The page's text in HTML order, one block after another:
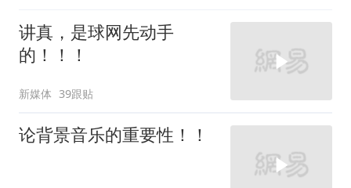
讲真，是球网先动手
的！！！
新媒体 39跟贴
论背景音乐的重要性！！